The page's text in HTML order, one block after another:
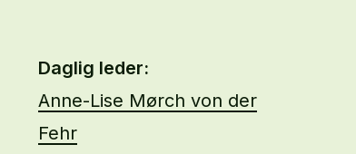
Daglig leder:
Anne-Lise Mørch von der
Fehr